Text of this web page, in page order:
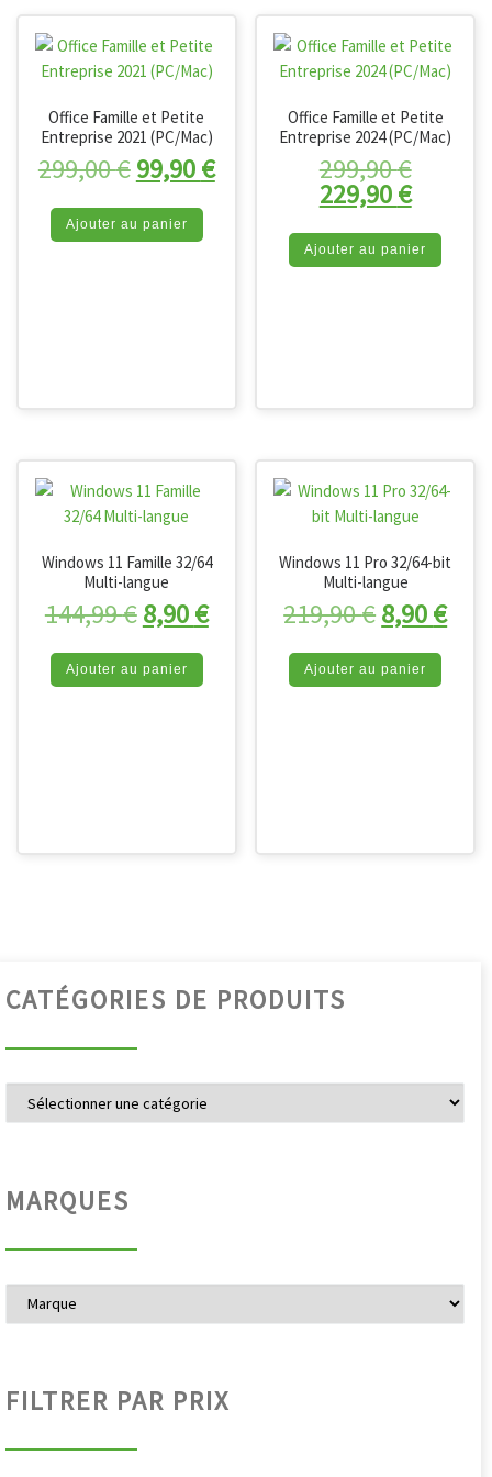
Office Famille et Petite
Entreprise 2021 (PC/Mac)
299,00€Le prix initial était : 299,00 €.
99,90€Le prix actuel est : 99,90
Ajouter au panier
Office Famille et Petite
Entreprise 2024 (PC/Mac)
299,90€Le
229,90€Le prix
Ajouter au panier
Windows 11 Famille 32/64
Multi-langue
144,99€Le prix initial était : 144,99 €.
8,90€Le prix actuel est : 8,90 €.
Ajouter au panier
Windows 11 Pro 32/64-bit
Multi-langue
219,90€Le prix
8,90€Le
Ajouter au panier
CATÉGORIES DE PRODUITS
MARQUES
FILTRER PAR PRIX